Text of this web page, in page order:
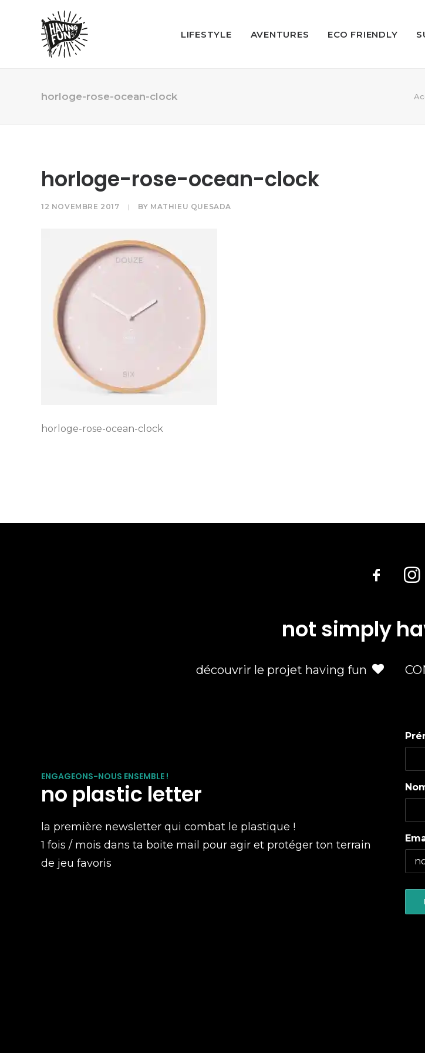
LIFESTYLE AVENTURES ECO FRIENDLY
horloge-rose-ocean-clock
horloge-rose-ocean-clock
12 NOVEMBRE 2017 | BY MATHIEU QUESADA
horloge-rose-ocean-clock
not simply
découvrir le projet having fun
ENGAGEONS-NOUS ENSEMBLE !
no plastic letter
la première newsletter qui combat le plastique !
1 fois / mois dans ta boite mail pour agir et protéger ton terrain
de jeu favoris